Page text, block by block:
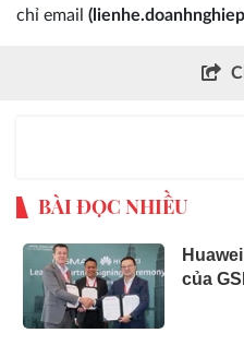
chỉ email
BÀI ĐỌC NHIỀU
của